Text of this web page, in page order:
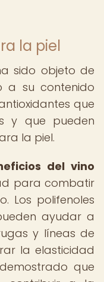
la piel
sido objeto de
a su contenido
que
y que pueden
la piel.
del vino
para combatir
Los polifenoles
ayudar a
y líneas de
la elasticidad
que